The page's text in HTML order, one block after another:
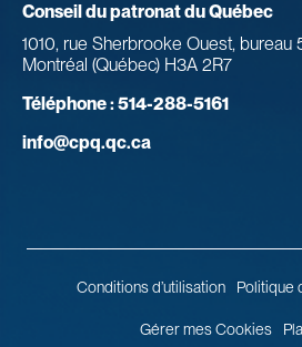
Conseil du patronat du Québec
1010, rue Sherbrooke Ouest, bureau
Montréal (Québec) H3A 2R7
Téléphone :514-288-5161
info@cpq.qc.ca
Conditions d’utilisation Politique
Gérer mes Cookies